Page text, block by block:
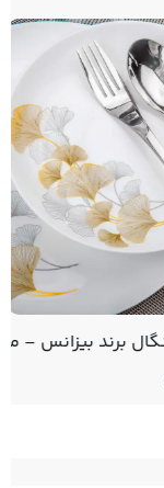
سنگی –